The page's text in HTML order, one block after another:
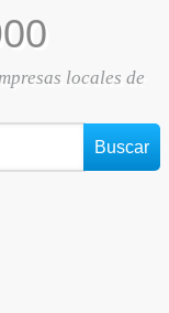
locales de